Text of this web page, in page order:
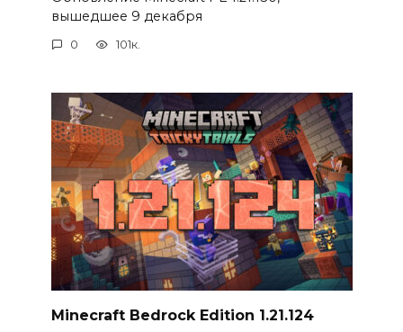
вышедшее 9 декабря
0 101к.
Minecraft Bedrock Edition 1.21.124